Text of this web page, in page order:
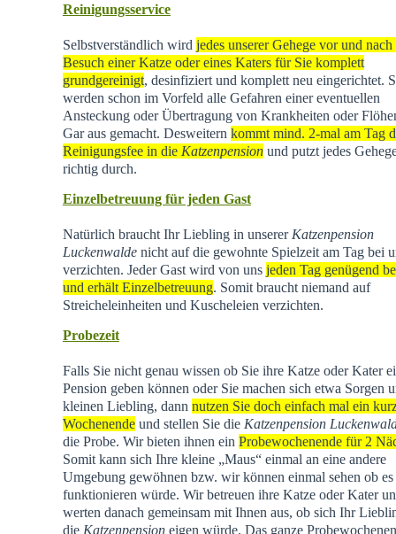
Reinigungsservice
Selbstverständlich wird jedes unserer Gehege vor und nach
Besuch einer Katze oder eines Katers für Sie komplett
grundgereinigt, desinfiziert und komplett neu eingerichtet.
werden schon im Vorfeld alle Gefahren einer eventuellen
Ansteckung oder Übertragung von Krankheiten oder
Gar aus gemacht. Desweitern kommt mind. 2-mal am Tag
Reinigungsfee in die Katzenpensionund putzt jedes
richtig durch.
Einzelbetreuung für jeden Gast
Natürlich braucht Ihr Liebling in unserer Katzenpension
Luckenwaldenicht auf die gewohnte Spielzeit am Tag bei
verzichten. Jeder Gast wird von uns jeden Tag genügend
und erhält Einzelbetreuung. Somit braucht niemand auf
Streicheleinheiten und Kuscheleien verzichten.
Probezeit
Falls Sie nicht genau wissen ob Sie ihre Katze oder Kater
Pension geben können oder Sie machen sich etwa Sorgen
kleinen Liebling, dann nutzen Sie doch einfach mal ein
Wochenendeund stellen Sie die Katzenpension
die Probe. Wir bieten ihnen ein Probewochenende für 2
Somit kann sich Ihre kleine „Maus“ einmal an eine andere
Umgebung gewöhnen bzw. wir können einmal sehen ob es
funktionieren würde. Wir betreuen ihre Katze oder Kater
werten danach gemeinsam mit Ihnen aus, ob sich Ihr
die Katzenpensioneigen würde. Das ganze